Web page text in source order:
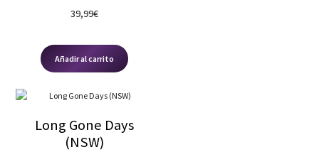
39,99€
Añadir al carrito
Long Gone Days
(NSW)